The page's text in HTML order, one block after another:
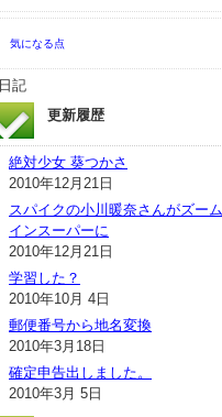
気になる点
日記
更新履歴
絶対少女 葵つかさ
2010年12月21日
スパイクの小川暖奈さんがズーム
インスーパーに
2010年12月21日
学習した？
2010年10月 4日
郵便番号から地名変換
2010年3月18日
確定申告出しました。
2010年3月 5日